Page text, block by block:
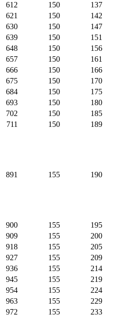
612 150
137
621 150
142
630 150
147
639 150
151
648 150
156
657 150
161
666 150
166
675 150
170
684 150
175
693 150
180
702 150
185
711 150
189
891 155 190
900 155
195
909 155
200
918 155
205
927 155
209
936 155
214
945 155
219
954 155
224
963 155
229
972 155 233